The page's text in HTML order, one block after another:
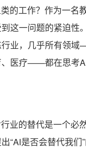
的工作？作为一名
这一问题的紧迫性
行业，几乎所有领
、医疗——都在思考
业的替代是一个必
“AI是否会替代我们